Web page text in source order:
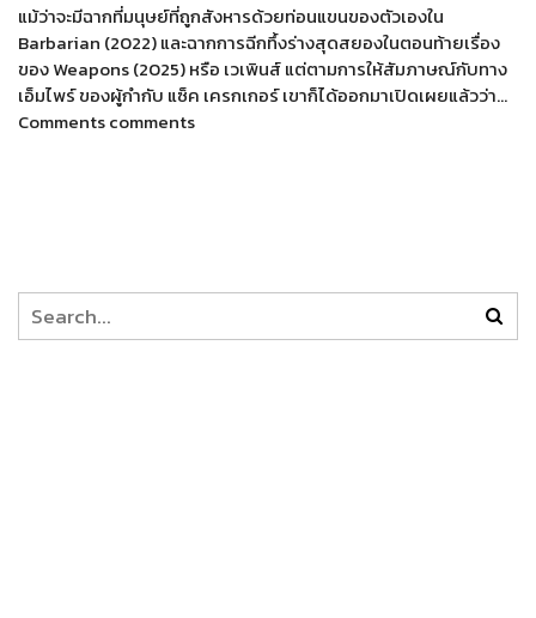
แม้ว่าจะมีฉากที่มนุษย์ที่ถูกสังหารด้วยท่อนแขนของตัวเองใน
Barbarian (2022) และฉากการฉีกทึ้งร่างสุดสยองในตอนท้ายเรื่อง
ของ Weapons (2025) หรือ เวเพินส์ แต่ตามการให้สัมภาษณ์กับทาง
เอ็มไพร์ ของผู้กำกับ แซ็ค เครกเกอร์ เขาก็ได้ออกมาเปิดเผยแล้วว่า…
Comments comments